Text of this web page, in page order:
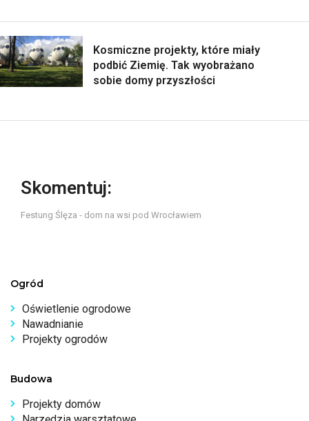
Kosmiczne projekty, które miały
podbić Ziemię. Tak wyobrażano
sobie domy przyszłości
Skomentuj:
Festung Ślęza - dom na wsi pod Wrocławiem
Ogród
Oświetlenie ogrodowe
Nawadnianie
Projekty ogrodów
Budowa
Projekty domów